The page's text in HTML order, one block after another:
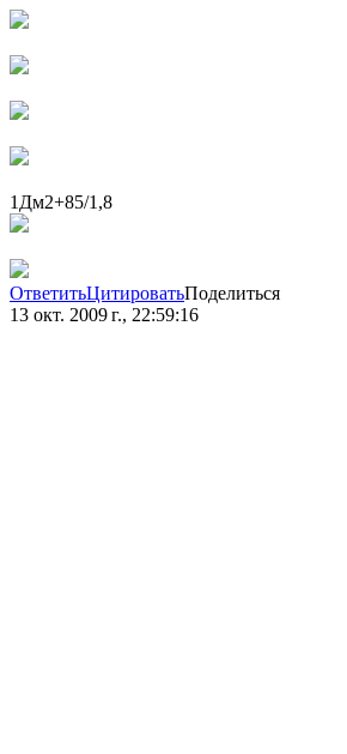
1Дм2+85/1,8
ОтветитьЦитироватьПоделиться
13 окт. 2009 г., 22:59:16